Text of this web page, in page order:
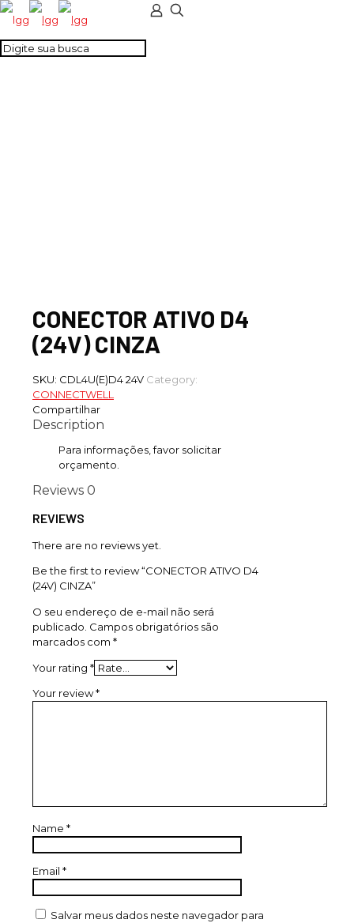
CONECTOR ATIVO D4
(24V) CINZA
SKU: CDL4U(E)D4 24V Category:
CONNECTWELL
Compartilhar
Description
Para informações, favor solicitar
orçamento.
Reviews 0
REVIEWS
There are no reviews yet.
Be the first to review “CONECTOR ATIVO D4
(24V) CINZA”
O seu endereço de e-mail não será
publicado. Campos obrigatórios são
marcados com *
Your rating *
Your review*
Name *
Email *
Salvar meus dados neste navegador para